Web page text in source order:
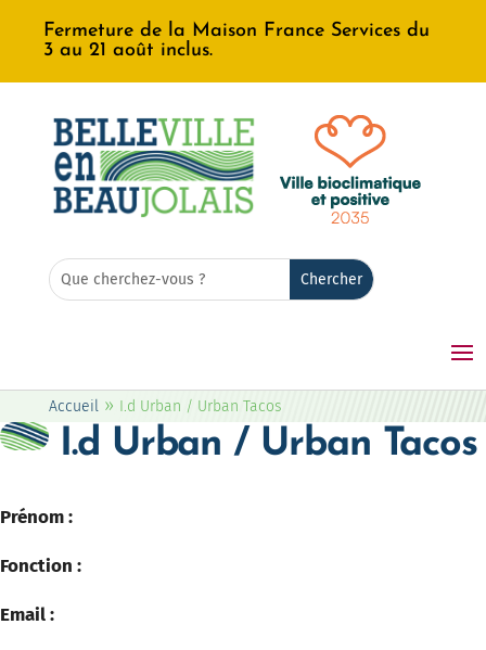
Fermeture de la Maison France Services du
3 au 21 août inclus.
Rechercher:
Search
for...
Accueil» I.d Urban / Urban Tacos
I.d Urban / Urban Tacos
Prénom :
Fonction :
Email :